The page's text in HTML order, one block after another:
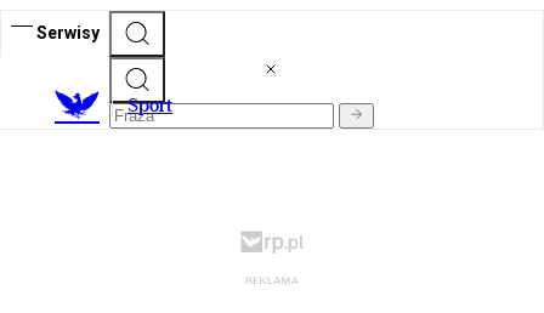
Serwisy
Sport